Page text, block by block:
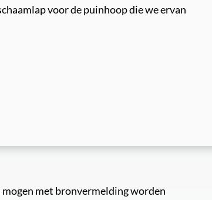
voor de puinhoop die we ervan
met bronvermelding worden